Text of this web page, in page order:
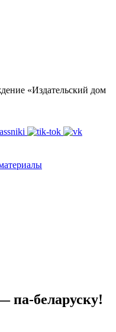
«Издательский дом
па-беларуску!